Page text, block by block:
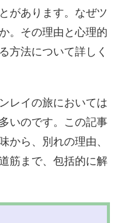
があります。なぜツ
。その理由と心理的
方法について詳しく
レイの旅においては
いのです。この記事
から、別れの理由、
筋まで、包括的に解